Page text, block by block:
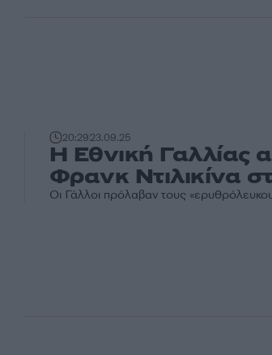
20:2923.09.25
Η Εθνική Γαλλίας
Φρανκ Ντιλικίνα
Οι Γάλλοι πρόλαβαν τους